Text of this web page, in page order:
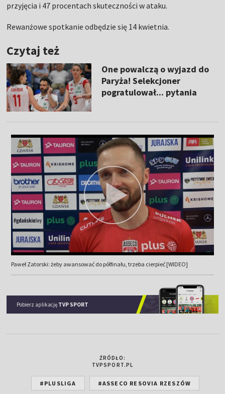
przyjęcia i 47 procentach skuteczności w ataku.
Rewanżowe spotkanie odbędzie się 14 kwietnia.
Czytaj też
One powalczą o wyjazd do
Paryża! Selekcjoner
pogratulował... pytania
Paweł Zatorski: żeby awansować do półfinału, trzeba cierpieć [WIDEO]
Pobierz aplikację TVP SPORT
ŹRÓDŁO:
TVPSPORT.PL
#PLUSLIGA #ASSECO RESOVIA RZESZÓW